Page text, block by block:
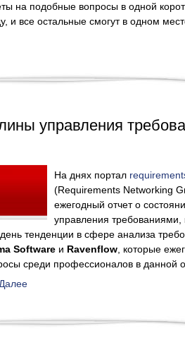
на подобные вопросы в одной
и все остальные смогут в одном
управления
На днях портал
(Requirements Networking
ежегодный отчет о
управления требованиями,
тенденции в сфере анализа
Software и Ravenflow , которые
среди профессионалов в данной
Далее